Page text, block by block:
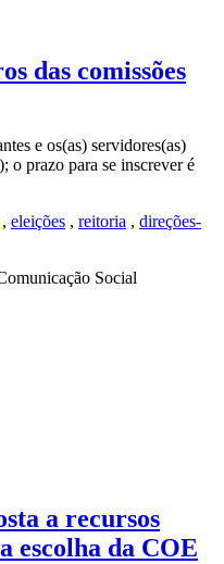
das comissões
e os(as) servidores(as)
o prazo para se inscrever é
, eleições , reitoria , direções-
Social
a recursos
escolha da COE